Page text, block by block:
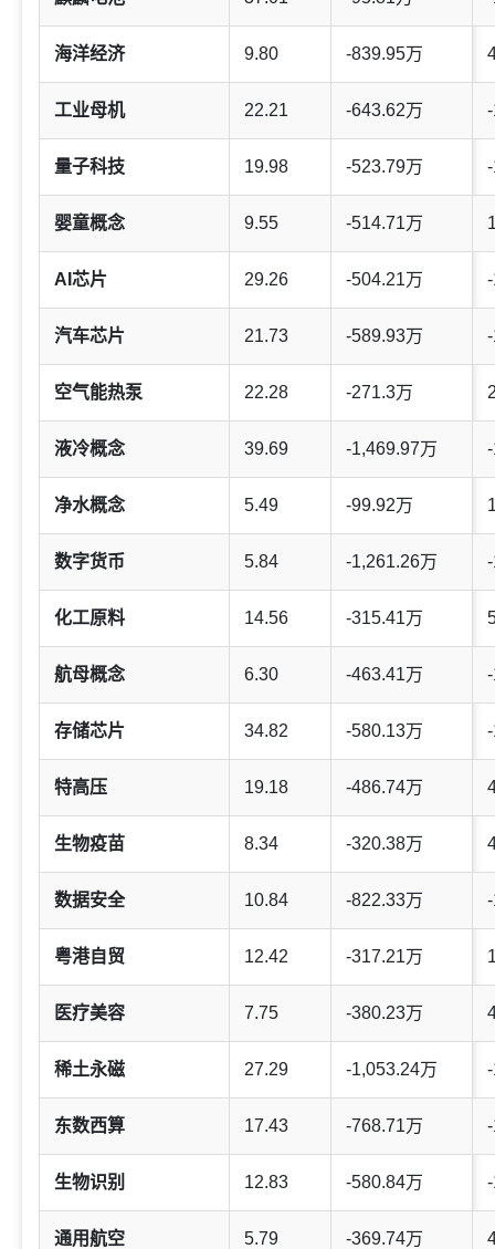
海洋经济 9.80 -839.95万
工业母机 22.21 -643.62万
量子科技 19.98 -523.79万
婴童概念 9.55 -514.71万
AI芯片 29.26 -504.21万
汽车芯片 21.73 -589.93万
空气能热泵 22.28 -271.3万
液冷概念 39.69 -1,469.97万
净水概念 5.49 -99.92万
数字货币 5.84 -1,261.26万
化工原料 14.56 -315.41万
航母概念 6.30 -463.41万
存储芯片 34.82 -580.13万
特高压 19.18 -486.74万
生物疫苗 8.34 -320.38万
数据安全 10.84 -822.33万
粤港自贸 12.42 -317.21万
医疗美容 7.75 -380.23万
稀土永磁 27.29 -1,053.24万
东数西算 17.43 -768.71万
生物识别 12.83 -580.84万
通用航空 5.79 -369.74万